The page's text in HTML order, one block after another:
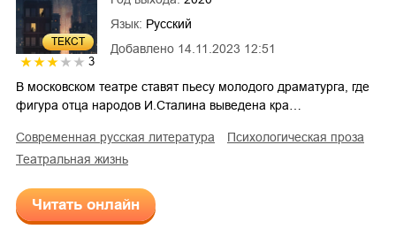
ТЕКСТ
3
Добавлено 14.11.2023 12:51
Язык: Русский
В московском театре ставят пьесу молодого драматурга, где
фигура отца народов И.Сталина выведена кра…
современная русская литература
психологическая проза
театральная жизнь
Читать онлайн